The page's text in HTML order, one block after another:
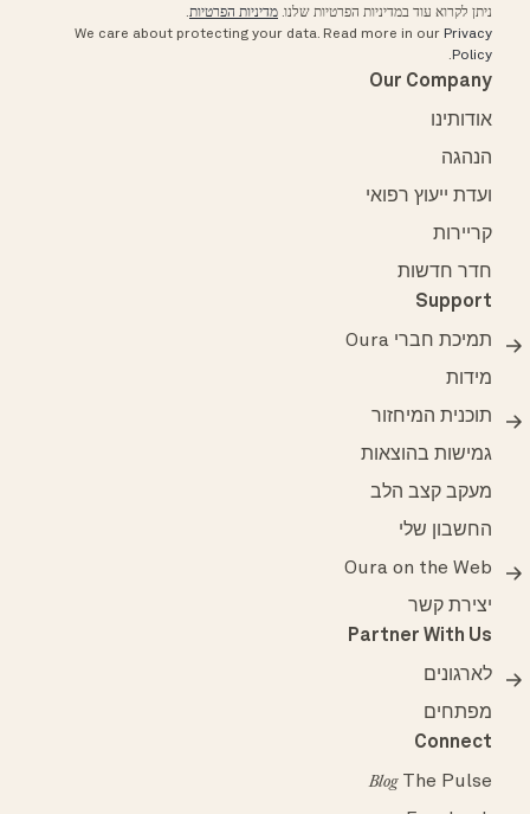
ניתן לקרוא עוד במדיניות הפרטיות שלנו.מדיניות הפרטיות.
We care about protecting your data.
Read more in ourPrivacy
Policy
.
Our Company
אודותינו
הנהגה
ועדת ייעוץ רפואי
קריירות
חדר חדשות
Support
תמיכת חברי Oura
מידות
תוכנית המיחזור
גמישות בהוצאות
מעקב קצב הלב
החשבון שלי
Oura on the Web
יצירת קשר
Partner With Us
לארגונים
מפתחים
Connect
The Pulse
Blog